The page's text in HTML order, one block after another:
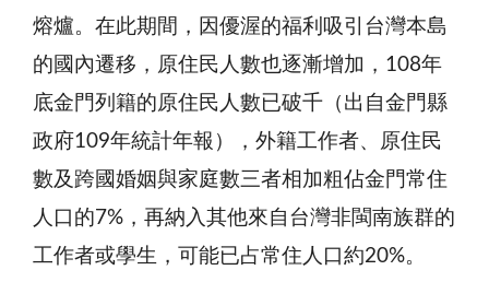
熔爐。在此期間，因優渥的福利吸引台灣本島
的國內遷移，原住民人數也逐漸增加，108年
底金門列籍的原住民人數已破千（出自金門縣
政府109年統計年報），外籍工作者、原住民
數及跨國婚姻與家庭數三者相加粗佔金門常住
人口的7%，再納入其他來自台灣非閩南族群的
工作者或學生，可能已占常住人口約20%。